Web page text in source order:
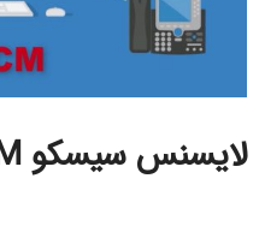
لایسنس سیسکو CUCM